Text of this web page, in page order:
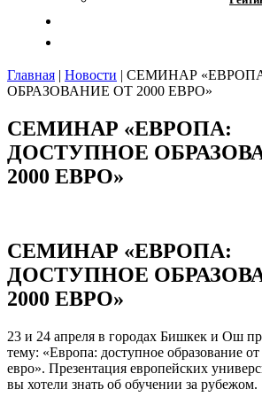
Главная | Новости | СЕМИНАР
ОБРАЗОВАНИЕ ОТ 2000 ЕВРО»
СЕМИНАР «ЕВРОПА:
ДОСТУПНОЕ
2000 ЕВРО»
СЕМИНАР «ЕВРОПА:
ДОСТУПНОЕ
2000 ЕВРО»
23 и 24 апреля в городах Бишкек и Ош
тему: «Европа: доступное образование
евро». Презентация европейских
вы хотели знать об обучении за рубежом.